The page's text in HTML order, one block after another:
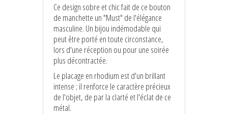
Ce design sobre et chic fait de ce bouton
de manchette un "Must" de l'élégance
masculine. Un bijou indémodable qui
peut être porté en toute circonstance,
lors d'une réception ou pour une soirée
plus décontractée.
Le placage en rhodium est d'un brillant
intense ; il renforce le caractère précieux
de l'objet, de par la clarté et l'éclat de ce
métal.